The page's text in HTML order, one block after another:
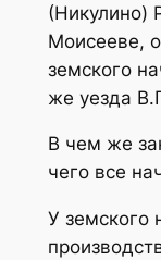
(Никулино)
Моисееве,
земского
же уезда
В чем же
чего все
У земского